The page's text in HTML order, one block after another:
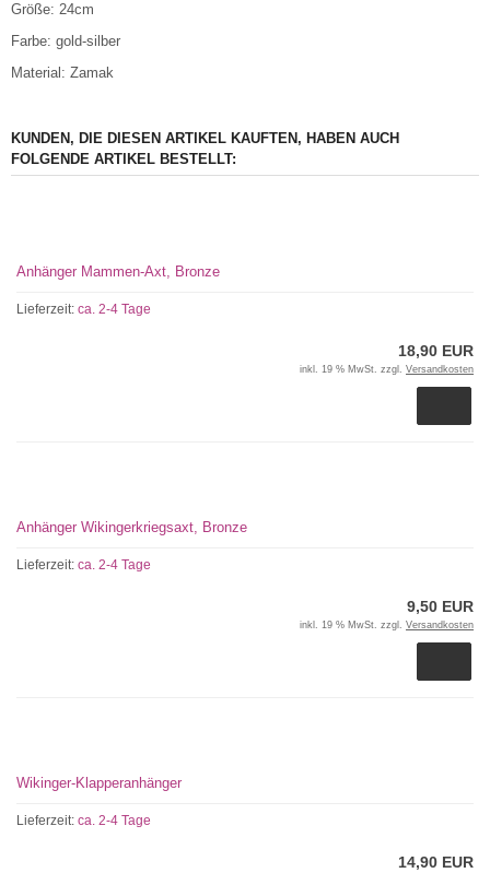
Größe: 24cm
Farbe: gold-silber
Material: Zamak
KUNDEN, DIE DIESEN ARTIKEL KAUFTEN, HABEN AUCH
FOLGENDE ARTIKEL BESTELLT:
Anhänger Mammen-Axt, Bronze
Lieferzeit: ca. 2-4 Tage
18,90 EUR
inkl. 19 % MwSt. zzgl. Versandkosten
Anhänger Wikingerkriegsaxt, Bronze
Lieferzeit: ca. 2-4 Tage
9,50 EUR
inkl. 19 % MwSt. zzgl. Versandkosten
Wikinger-Klapperanhänger
Lieferzeit: ca. 2-4 Tage
14,90 EUR